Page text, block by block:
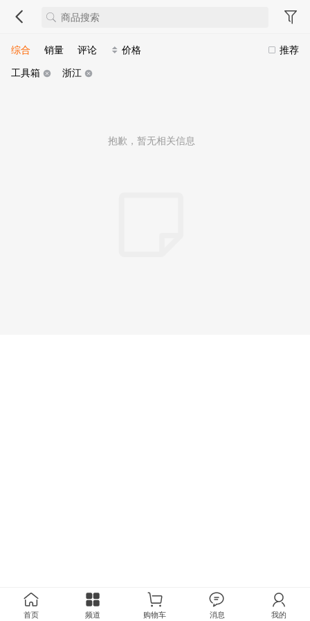
推荐
综合 销量 评论
价格
工具箱
浙江
抱歉，暂无相关信息
首页 频道 购物车 消息 我的